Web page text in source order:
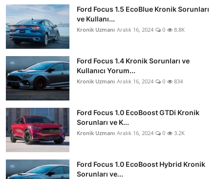
Ford Focus 1.5 EcoBlue Kronik Sorunları
ve Kullanı...
Kronik Uzmanı Aralık 16, 2024 0 8.8K
Ford Focus 1.4 Kronik Sorunları ve
Kullanıcı Yorum...
Kronik Uzmanı Aralık 16, 2024 0 834
Ford Focus 1.0 EcoBoost GTDi Kronik
Sorunları ve K...
Kronik Uzmanı Aralık 16, 2024 0 3.2K
Ford Focus 1.0 EcoBoost Hybrid Kronik
Sorunları ve...